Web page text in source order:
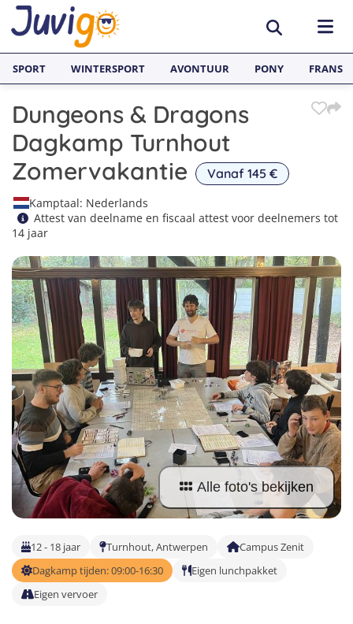
BESTEMMINGEN
België
Duitsland
Zweden
Portugal
Frankrijk
Italië
Malta
Nederland
Buitenland
SURFKAMPEN
Surfkampen België
Surfkampen Frankrijk
Surfkampen Spanje
Surfkampen Portugal
Surfkampen Nederland
Surfkampen Sri Lanka
Surfkampen Buitenland
Surfkampen 18+
TAALVAKANTIES
Alle Juvigo Taalreizen
Taalvakanties Frans
Taalvakanties Engels
Taalvakanties Spaans
Taalvakanties Nederlands
Taalvakanties Duits
Taalvakanties Italiaans
GROEPSREIZEN
Jongeren
Jongvolwassenen
Volwassenen
SPORT WINTERSPORT AVONTUUR PONY FRANS
Dungeons & Dragons
Dagkamp Turnhout
Zomervakantie
Vanaf 145 €
Kamptaal: Nederlands
Attest van deelname en fiscaal attest voor deelnemers tot
14 jaar
1
2
3
Alle foto's bekijken
12 - 18 jaar Turnhout, Antwerpen
Campus Zenit
Dagkamp tijden: 09:00-16:30
Eigen lunchpakket
Eigen vervoer